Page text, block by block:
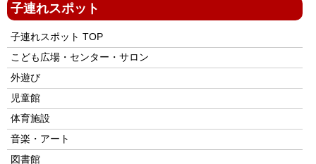
子連れスポット
子連れスポット TOP
こども広場・センター・サロン
外遊び
児童館
体育施設
音楽・アート
図書館